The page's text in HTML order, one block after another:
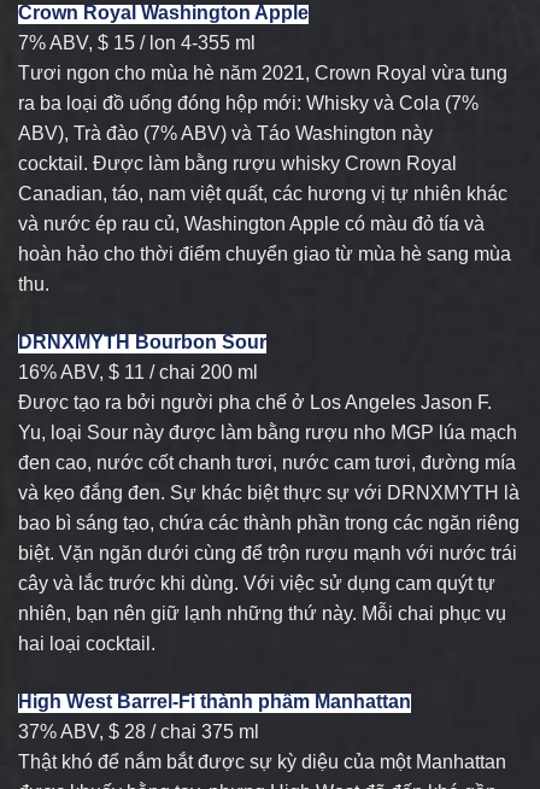
Crown Royal Washington Apple
7% ABV, $ 15 / lon 4-355 ml
Tươi ngon cho mùa hè năm 2021, Crown Royal vừa tung
ra ba loại đồ uống đóng hộp mới: Whisky và Cola (7%
ABV), Trà đào (7% ABV) và Táo Washington này
cocktail. Được làm bằng rượu whisky Crown Royal
Canadian, táo, nam việt quất, các hương vị tự nhiên khác
và nước ép rau củ, Washington Apple có màu đỏ tía và
hoàn hảo cho thời điểm chuyển giao từ mùa hè sang mùa
thu.
DRNXMYTH Bourbon Sour
16% ABV, $ 11 / chai 200 ml
Được tạo ra bởi người pha chế ở Los Angeles Jason F.
Yu, loại Sour này được làm bằng rượu nho MGP lúa mạch
đen cao, nước cốt chanh tươi, nước cam tươi, đường mía
và kẹo đắng đen. Sự khác biệt thực sự với DRNXMYTH là
bao bì sáng tạo, chứa các thành phần trong các ngăn riêng
biệt. Vặn ngăn dưới cùng để trộn rượu mạnh với nước trái
cây và lắc trước khi dùng. Với việc sử dụng cam quýt tự
nhiên, bạn nên giữ lạnh những thứ này. Mỗi chai phục vụ
hai loại cocktail.
High West Barrel-Fi thành phẩm Manhattan
37% ABV, $ 28 / chai 375 ml
Thật khó để nắm bắt được sự kỳ diệu của một Manhattan